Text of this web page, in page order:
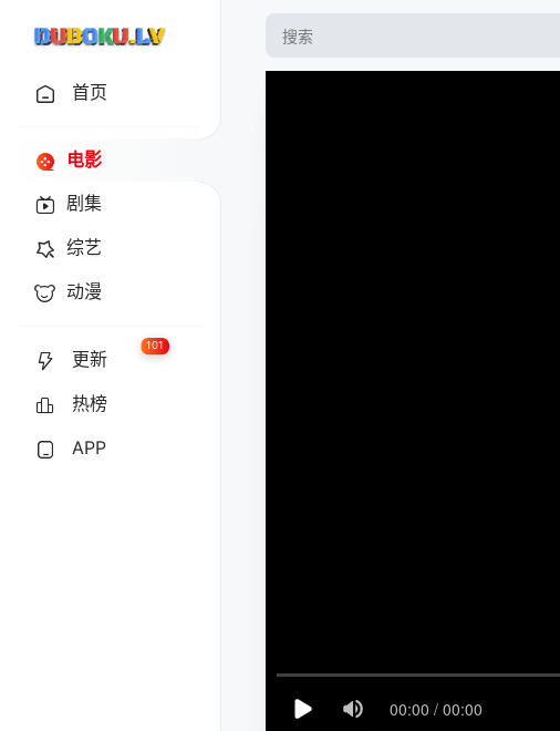
首页
电影
剧集
综艺
动漫
更新
101
热榜
APP